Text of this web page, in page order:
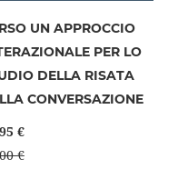
UN APPROCCIO
PER LO
DELLA RISATA
CONVERSAZIONE
€
€